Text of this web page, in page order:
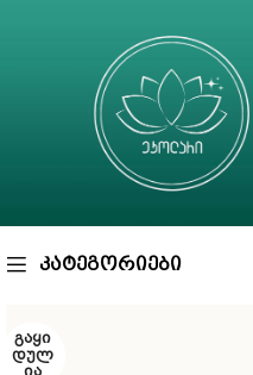
ᲙᲐᲢᲔᲒᲝᲠᲘᲔᲑᲘ
ᲒᲐᲧᲘ
ᲓᲣᲚ